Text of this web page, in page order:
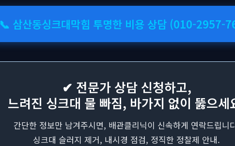
📞 삼산동싱크대막힘 투명한 비용 상담 (010-2957-
✔ 전문가 상담 신청하고,
느려진 싱크대 물 빠짐, 바가지 없이 뚫으세
간단한 정보만 남겨주시면, 배관클리닉이 신속하게 연락드립니
싱크대 슬러지 제거, 내시경 점검, 정직한 정찰제 안내.